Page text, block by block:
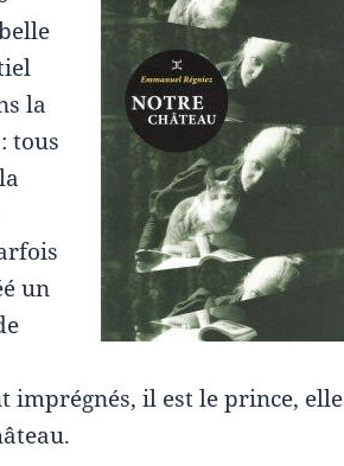
la
tous
un
imprégnés, il est le prince, elle